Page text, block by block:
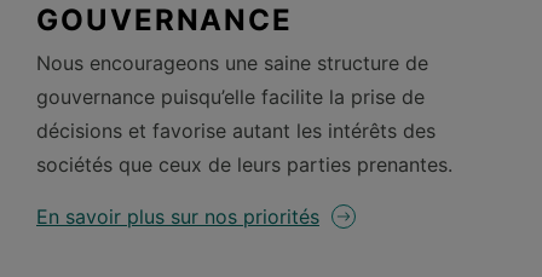
GOUVERNANCE
Nous encourageons une saine structure de
gouvernance puisqu’elle facilite la prise de
décisions et favorise autant les intérêts des
sociétés que ceux de leurs parties prenantes.
En savoir plus sur nos priorités